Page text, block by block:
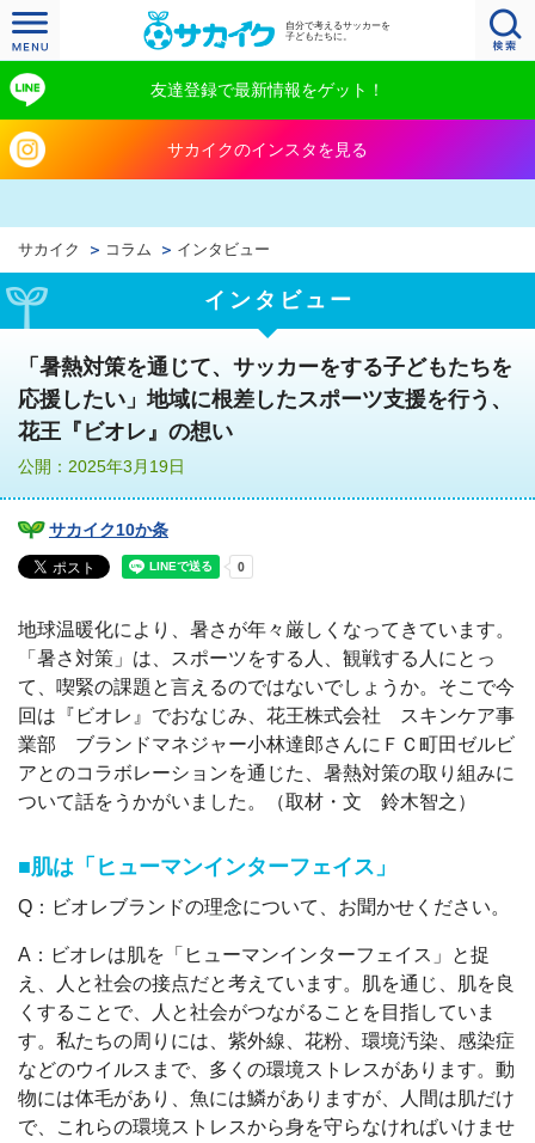
自分で考えるサッカーを
子どもたちに。
友達登録で最新情報をゲット！
サカイクのインスタを見る
サカイク コラム インタビュー
インタビュー
「暑熱対策を通じて、サッカーをする子どもたちを
応援したい」地域に根差したスポーツ支援を行う、
花王『ビオレ』の想い
公開：2025年3月19日
サカイク10か条
地球温暖化により、暑さが年々厳しくなってきています。
「暑さ対策」は、スポーツをする人、観戦する人にとっ
て、喫緊の課題と言えるのではないでしょうか。そこで今
回は『ビオレ』でおなじみ、花王株式会社 スキンケア事
業部 ブランドマネジャー小林達郎さんにＦＣ町田ゼルビ
アとのコラボレーションを通じた、暑熱対策の取り組みに
ついて話をうかがいました。（取材・文 鈴木智之）
■肌は「ヒューマンインターフェイス」
Q：ビオレブランドの理念について、お聞かせください。
A：ビオレは肌を「ヒューマンインターフェイス」と捉
え、人と社会の接点だと考えています。肌を通じ、肌を良
くすることで、人と社会がつながることを目指していま
す。私たちの周りには、紫外線、花粉、環境汚染、感染症
などのウイルスまで、多くの環境ストレスがあります。動
物には体毛があり、魚には鱗がありますが、人間は肌だけ
で、これらの環境ストレスから身を守らなければいけませ